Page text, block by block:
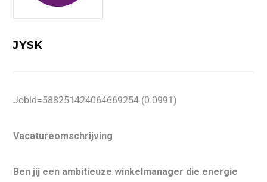
JYSK
Jobid=588251424064669254 (0.0991)
Vacatureomschrijving
Ben jij een ambitieuze winkelmanager die energie